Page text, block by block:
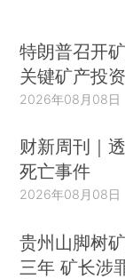
特朗普召开
关键矿产投
2026年08月08日
财新周刊｜
死亡事件
2026年08月08日
贵州山脚树
三年 矿长涉